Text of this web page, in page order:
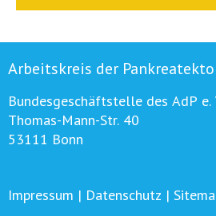
Arbeitskreis der
Bundesgeschäftstelle des AdP e.
Thomas-Mann-Str. 40
53111 Bonn
Impressum | Datenschutz |